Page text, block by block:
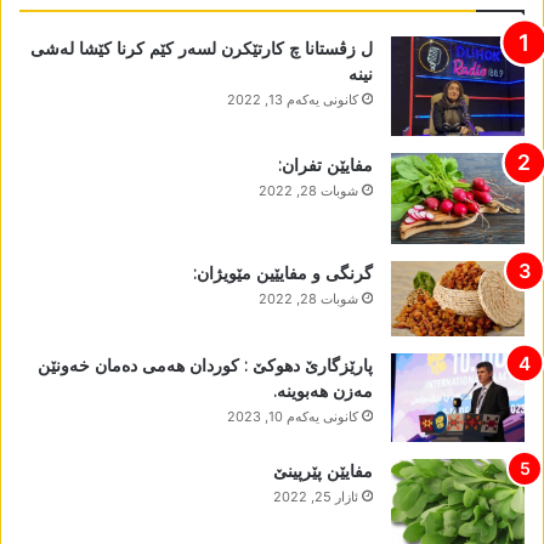
ل زڤستانا چ کارتێکرن لسەر کێم کرنا کێشا لەشی
نینە
كانونی یه‌كه‌م 13, 2022
مفایێن تفران:
شوبات 28, 2022
گرنگی و مفایێین مێویژان:
شوبات 28, 2022
پارێزگارێ دھوکێ : کوردان ھەمی دەمان خەونێن
مەزن ھەبوینە.
كانونی یه‌كه‌م 10, 2023
مفایێن پێرپینێ
ئازار 25, 2022